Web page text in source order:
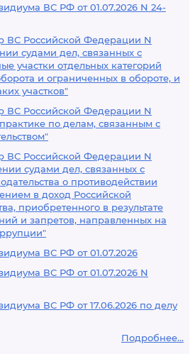
ВС РФ от 01.07.2026 N 24-
ВС Российской Федерации N
судами дел, связанных с
участки отдельных категорий
и ограниченных в обороте, и
участков"
ВС Российской Федерации N
по делам, связанным с
ВС Российской Федерации N
судами дел, связанных с
о противодействии
в доход Российской
приобретенного в результате
и запретов, направленных на
ВС РФ от 01.07.2026
ВС РФ от 01.07.2026 N
ВС РФ от 17.06.2026 по делу
Подробнее...